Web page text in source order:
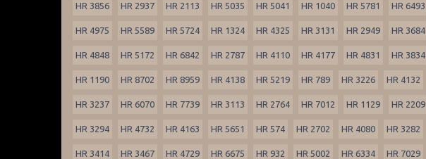
HR 3856 HR 2937 HR 2113 HR 5035 HR 5041 HR 1040 HR 5781 HR 6493
HR 4975 HR 5589 HR 5724 HR 1324 HR 4325 HR 3131 HR 2949 HR 3684
HR 4848 HR 5172 HR 6842 HR 2787 HR 4110 HR 4177 HR 4831 HR 3834
HR 1190 HR 8702 HR 8959 HR 4138 HR 5219 HR 789 HR 3226 HR 4132
HR 3237 HR 6070 HR 7739 HR 3113 HR 2764 HR 7012 HR 1129 HR 2209
HR 3294 HR 4732 HR 4163 HR 5651 HR 574 HR 2702 HR 4080 HR 3282
HR 3414 HR 3467 HR 4729 HR 6675 HR 932 HR 5002 HR 6334 HR 7029